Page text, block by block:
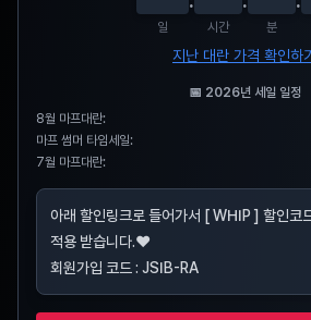
일 시간 분
지난 대란 가격 확인하기
📅 2026년 세일 일정
8월 마프대란:
마프 썸머 타임세일:
7월 마프대란:
아래 할인링크로 들어가서 [ WHIP ] 할인코
적용 받습니다.❤️
회원가입 코드 : JSIB-RA